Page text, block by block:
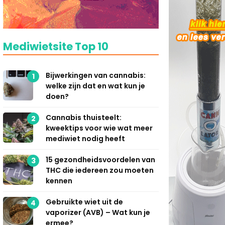
Mediwietsite Top 10
1
Bijwerkingen van cannabis:
welke zijn dat en wat kun je
doen?
2
Cannabis thuisteelt:
kweektips voor wie wat meer
mediwiet nodig heeft
3
15 gezondheidsvoordelen van
THC die iedereen zou moeten
kennen
4
Gebruikte wiet uit de
vaporizer (AVB) – Wat kun je
ermee?